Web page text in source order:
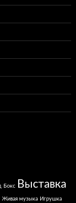
Бокс Выставка
Живая музыка Игрушка